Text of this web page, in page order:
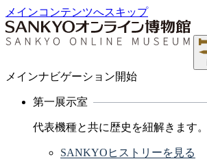
メインコンテンツへスキップ
メインナビゲーション開始
第一展示室
代表機種と共に歴史を紐解きます。
SANKYOヒストリーを見る